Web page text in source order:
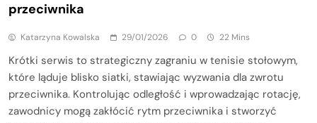
przeciwnika
Katarzyna Kowalska 29/01/2026 0 22 Mins
Krótki serwis to strategiczny zagraniu w tenisie stołowym,
które ląduje blisko siatki, stawiając wyzwania dla zwrotu
przeciwnika. Kontrolując odległość i wprowadzając rotację,
zawodnicy mogą zakłócić rytm przeciwnika i stworzyć